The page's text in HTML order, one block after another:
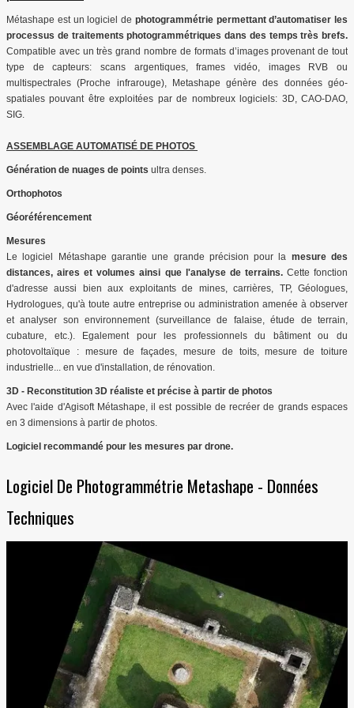
Métashape est un logiciel de photogrammétrie permettant d’automatiser les
processus de traitements photogrammétriques dans des temps très brefs.
Compatible avec un très grand nombre de formats d’images provenant de tout
type de capteurs: scans argentiques, frames vidéo, images RVB ou
multispectrales (Proche infrarouge), Metashape génère des données géo-
spatiales pouvant être exploitées par de nombreux logiciels: 3D, CAO-DAO,
SIG.
ASSEMBLAGE AUTOMATISÉ DE PHOTOS
Génération de nuages de points ultra denses.
Orthophotos
Géoréférencement
Mesures
Le logiciel Métashape garantie une grande précision pour la mesure des
distances, aires et volumes ainsi que l'analyse de terrains. Cette fonction
d'adresse aussi bien aux exploitants de mines, carrières, TP, Géologues,
Hydrologues, qu'à toute autre entreprise ou administration amenée à observer
et analyser son environnement (surveillance de falaise, étude de terrain,
cubature, etc.). Egalement pour les professionnels du bâtiment ou du
photovoltaïque : mesure de façades, mesure de toits, mesure de toiture
industrielle... en vue d'installation, de rénovation.
3D - Reconstitution 3D réaliste et précise à partir de photos
Avec l'aide d'Agisoft Métashape, il est possible de recréer de grands espaces
en 3 dimensions à partir de photos.
Logiciel recommandé pour les mesures par drone.
Logiciel De Photogrammétrie Metashape - Données
Techniques